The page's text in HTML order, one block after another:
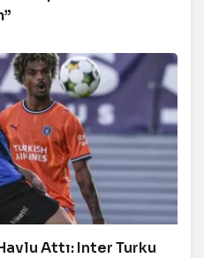
Attı: Inter Turku